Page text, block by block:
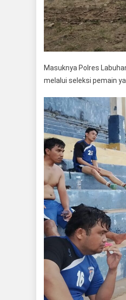
Masuknya Polres
melalui seleksi pemain